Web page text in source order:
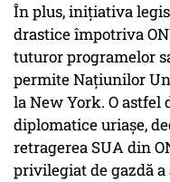
În plus, inițiativa
drastice împotriva
tuturor programelor
permite Națiunilor
la New York. O
diplomatice uriașe,
retragerea SUA din
privilegiat de gazdă